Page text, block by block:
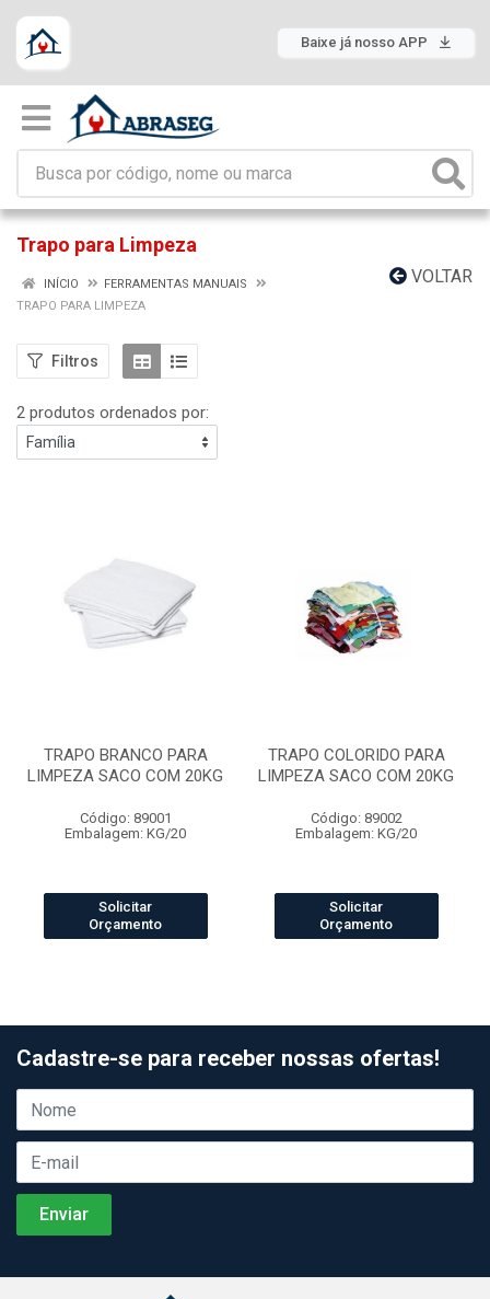
Baixe já nosso APP
Trapo para Limpeza
VOLTAR
INÍCIO
FERRAMENTAS MANUAIS
TRAPO PARA LIMPEZA
Filtros
2 produtos ordenados por:
TRAPO BRANCO PARA
LIMPEZA SACO COM 20KG
Código: 89001
Embalagem: KG/20
Solicitar
Orçamento
TRAPO COLORIDO PARA
LIMPEZA SACO COM 20KG
Código: 89002
Embalagem: KG/20
Solicitar
Orçamento
Cadastre-se para receber nossas ofertas!